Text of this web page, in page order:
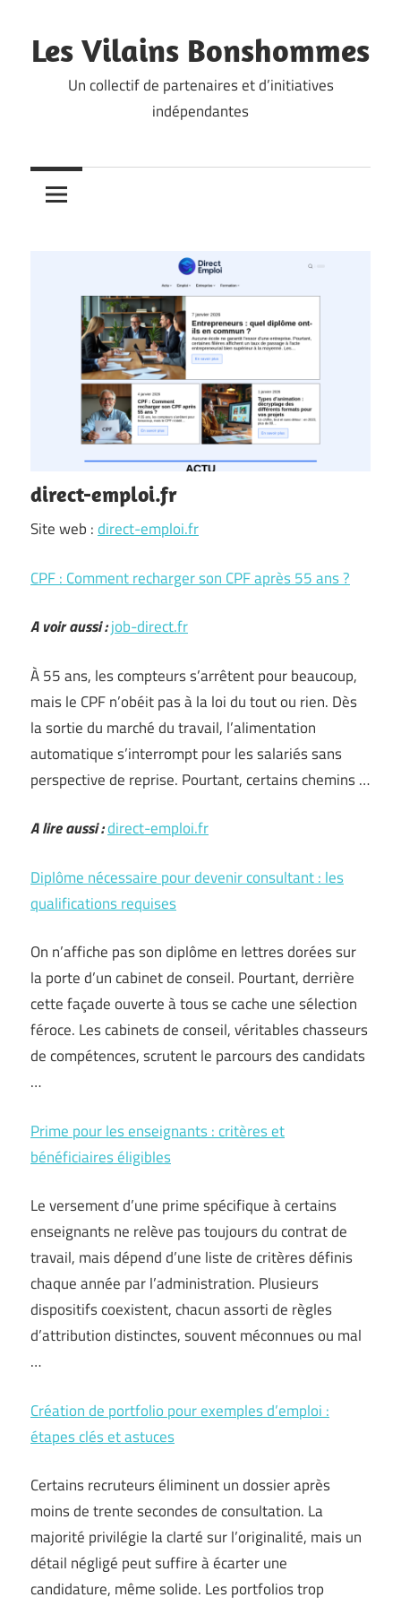
to
content
Les Vilains Bonshommes
Un collectif de partenaires et d’initiatives
indépendantes
direct-emploi.fr
Site web :direct-emploi.fr
CPF : Comment recharger son CPF après 55 ans ?
A voir aussi :job-direct.fr
À 55 ans, les compteurs s’arrêtent pour beaucoup,
mais le CPF n’obéit pas à la loi du tout ou rien. Dès
la sortie du marché du travail, l’alimentation
automatique s’interrompt pour les salariés sans
perspective de reprise. Pourtant, certains chemins …
A lire aussi :direct-emploi.fr
Diplôme nécessaire pour devenir consultant : les
qualifications requises
On n’affiche pas son diplôme en lettres dorées sur
la porte d’un cabinet de conseil. Pourtant, derrière
cette façade ouverte à tous se cache une sélection
féroce. Les cabinets de conseil, véritables chasseurs
de compétences, scrutent le parcours des candidats
…
Prime pour les enseignants : critères et
bénéficiaires éligibles
Le versement d’une prime spécifique à certains
enseignants ne relève pas toujours du contrat de
travail, mais dépend d’une liste de critères définis
chaque année par l’administration. Plusieurs
dispositifs coexistent, chacun assorti de règles
d’attribution distinctes, souvent méconnues ou mal
…
Création de portfolio pour exemples d’emploi :
étapes clés et astuces
Certains recruteurs éliminent un dossier après
moins de trente secondes de consultation. La
majorité privilégie la clarté sur l’originalité, mais un
détail négligé peut suffire à écarter une
candidature, même solide. Les portfolios trop